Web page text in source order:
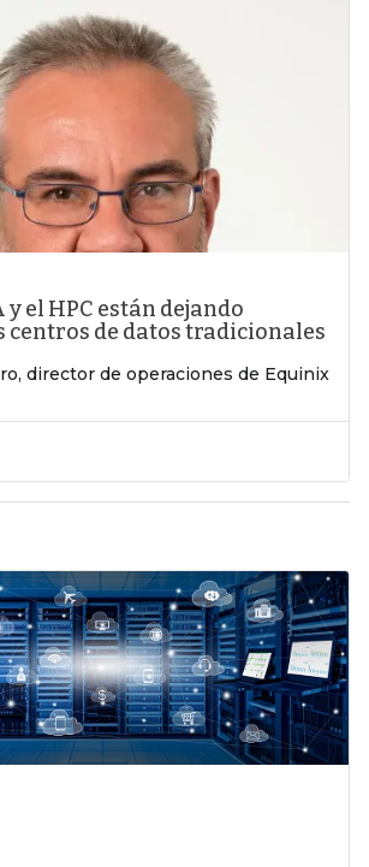
el HPC están dejando
centros de datos tradicionales
director de operaciones de Equinix